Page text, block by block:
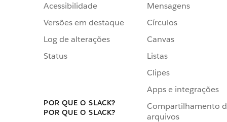
Acessibilidade
Versões em destaque
Log de alterações
Status
POR QUE O SLACK?
POR QUE O SLACK?
Mensagens
Círculos
Canvas
Listas
Clipes
Apps e integrações
Compartilhamento
arquivos